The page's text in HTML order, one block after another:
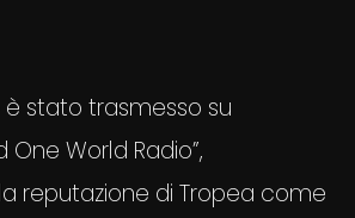
è stato trasmesso su
One World Radio”,
reputazione di Tropea come